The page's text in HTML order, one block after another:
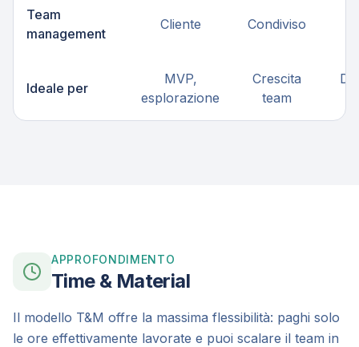
Team
management
Cliente Condiviso
Ideale per
MVP,
esplorazione
Crescita
team
APPROFONDIMENTO
Time & Material
Il modello T&M offre la massima flessibilità: paghi solo
le ore effettivamente lavorate e puoi scalare il team in